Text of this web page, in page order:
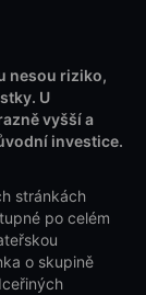
nesou riziko,
U
vyšší a
investice.
stránkách
po celém
o skupině